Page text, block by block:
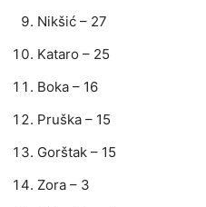
Nikšić – 27
Kataro – 25
Boka – 16
Pruška – 15
Gorštak – 15
Zora – 3